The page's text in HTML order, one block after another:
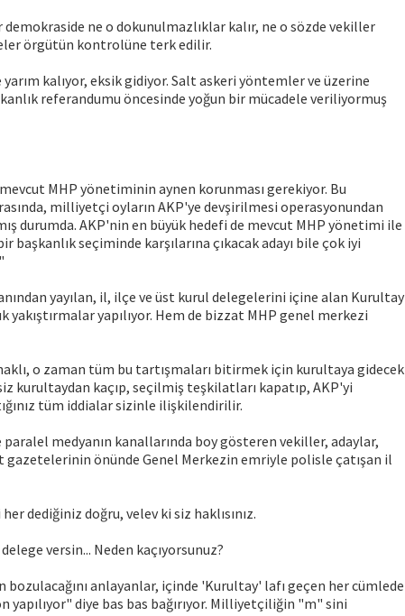
ne o dokunulmazlıklar kalır, ne o sözde vekiller
örgütün kontrolüne terk edilir.
kalıyor, eksik gidiyor. Salt askeri yöntemler ve üzerine
referandumu öncesinde yoğun bir mücadele veriliyormuş
MHP yönetiminin aynen korunması gerekiyor. Bu
milliyetçi oyların AKP'ye devşirilmesi operasyonundan
durumda. AKP'nin en büyük hedefi de mevcut MHP yönetimi ile
başkanlık seçiminde karşılarına çıkacak adayı bile çok iyi
yayılan, il, ilçe ve üst kurul delegelerini içine alan Kurultay
yapılıyor. Hem de bizzat MHP genel merkezi
o zaman tüm bu tartışmaları bitirmek için kurultaya gidecek
kurultaydan kaçıp, seçilmiş teşkilatları kapatıp, AKP'yi
tüm iddialar sizinle ilişkilendirilir.
medyanın kanallarında boy gösteren vekiller, adaylar,
gazetelerinin önünde Genel Merkezin emriyle polisle çatışan il
dediğiniz doğru, velev ki siz haklısınız.
versin... Neden kaçıyorsunuz?
bozulacağını anlayanlar, içinde 'Kurultay' lafı geçen her cümlede
diye bas bas bağırıyor. Milliyetçiliğin "m" sini